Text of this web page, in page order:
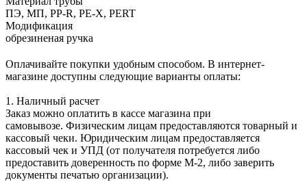
ПЭ, МП, PP-R, PE-X, PERT
Модификация
обрезиненая ручка
Оплачивайте покупки удобным способом. В интернет-
магазине доступны следующие варианты оплаты:
1. Наличный расчет
Заказ можно оплатить в кассе магазина при
самовывозе. Физическим лицам предоставляются товарный и
кассовый чеки. Юридическим лицам предоставляется
кассовый чек и УПД (от получателя потребуется либо
предоставить доверенность по форме М-2, либо заверить
документы печатью организации).